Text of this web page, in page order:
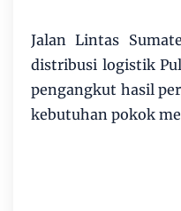
Jalan Lintas
distribusi logistik
pengangkut hasil
kebutuhan pokok